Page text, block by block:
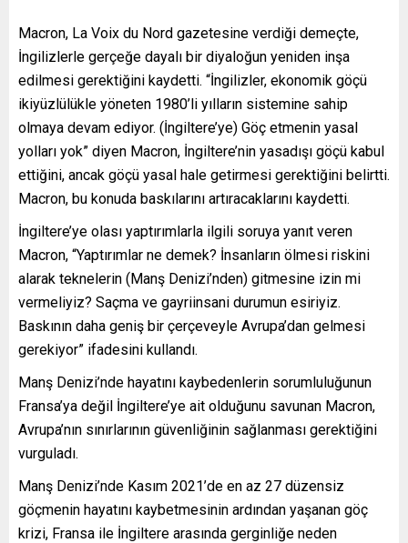
Macron, La Voix du Nord gazetesine verdiği demeçte,
İngilizlerle gerçeğe dayalı bir diyaloğun yeniden inşa
edilmesi gerektiğini kaydetti. “İngilizler, ekonomik göçü
ikiyüzlülükle yöneten 1980’li yılların sistemine sahip
olmaya devam ediyor. (İngiltere’ye) Göç etmenin yasal
yolları yok” diyen Macron, İngiltere’nin yasadışı göçü kabul
ettiğini, ancak göçü yasal hale getirmesi gerektiğini belirtti.
Macron, bu konuda baskılarını artıracaklarını kaydetti.
İngiltere’ye olası yaptırımlarla ilgili soruya yanıt veren
Macron, “Yaptırımlar ne demek? İnsanların ölmesi riskini
alarak teknelerin (Manş Denizi’nden) gitmesine izin mi
vermeliyiz? Saçma ve gayriinsani durumun esiriyiz.
Baskının daha geniş bir çerçeveyle Avrupa’dan gelmesi
gerekiyor” ifadesini kullandı.
Manş Denizi’nde hayatını kaybedenlerin sorumluluğunun
Fransa’ya değil İngiltere’ye ait olduğunu savunan Macron,
Avrupa’nın sınırlarının güvenliğinin sağlanması gerektiğini
vurguladı.
Manş Denizi’nde Kasım 2021’de en az 27 düzensiz
göçmenin hayatını kaybetmesinin ardından yaşanan göç
krizi, Fransa ile İngiltere arasında gerginliğe neden